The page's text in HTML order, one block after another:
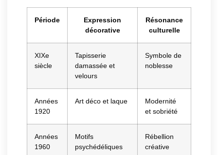
Période
Expression
décorative
Résonance
culturelle
XIXe
siècle
Tapisserie
damassée et
velours
Symbole de
noblesse
Années
1920
Art déco et laque
Modernité
et sobriété
Années
1960
Motifs
psychédéliques
Rébellion
créative